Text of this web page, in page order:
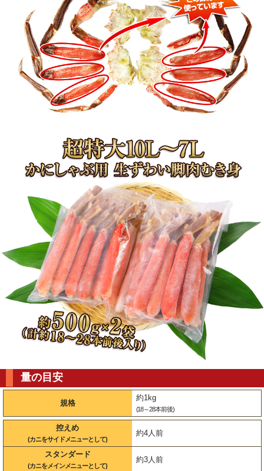
量の目安
規格
約1kg
(18～28本前後)
控えめ
(カニをサイドメニューとして)
約4人前
スタンダード
(カニをメインメニューとして)
約3人前